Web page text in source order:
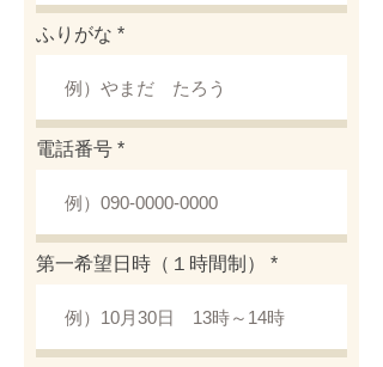
ふりがな
電話番号
第一希望日時（１時間制）